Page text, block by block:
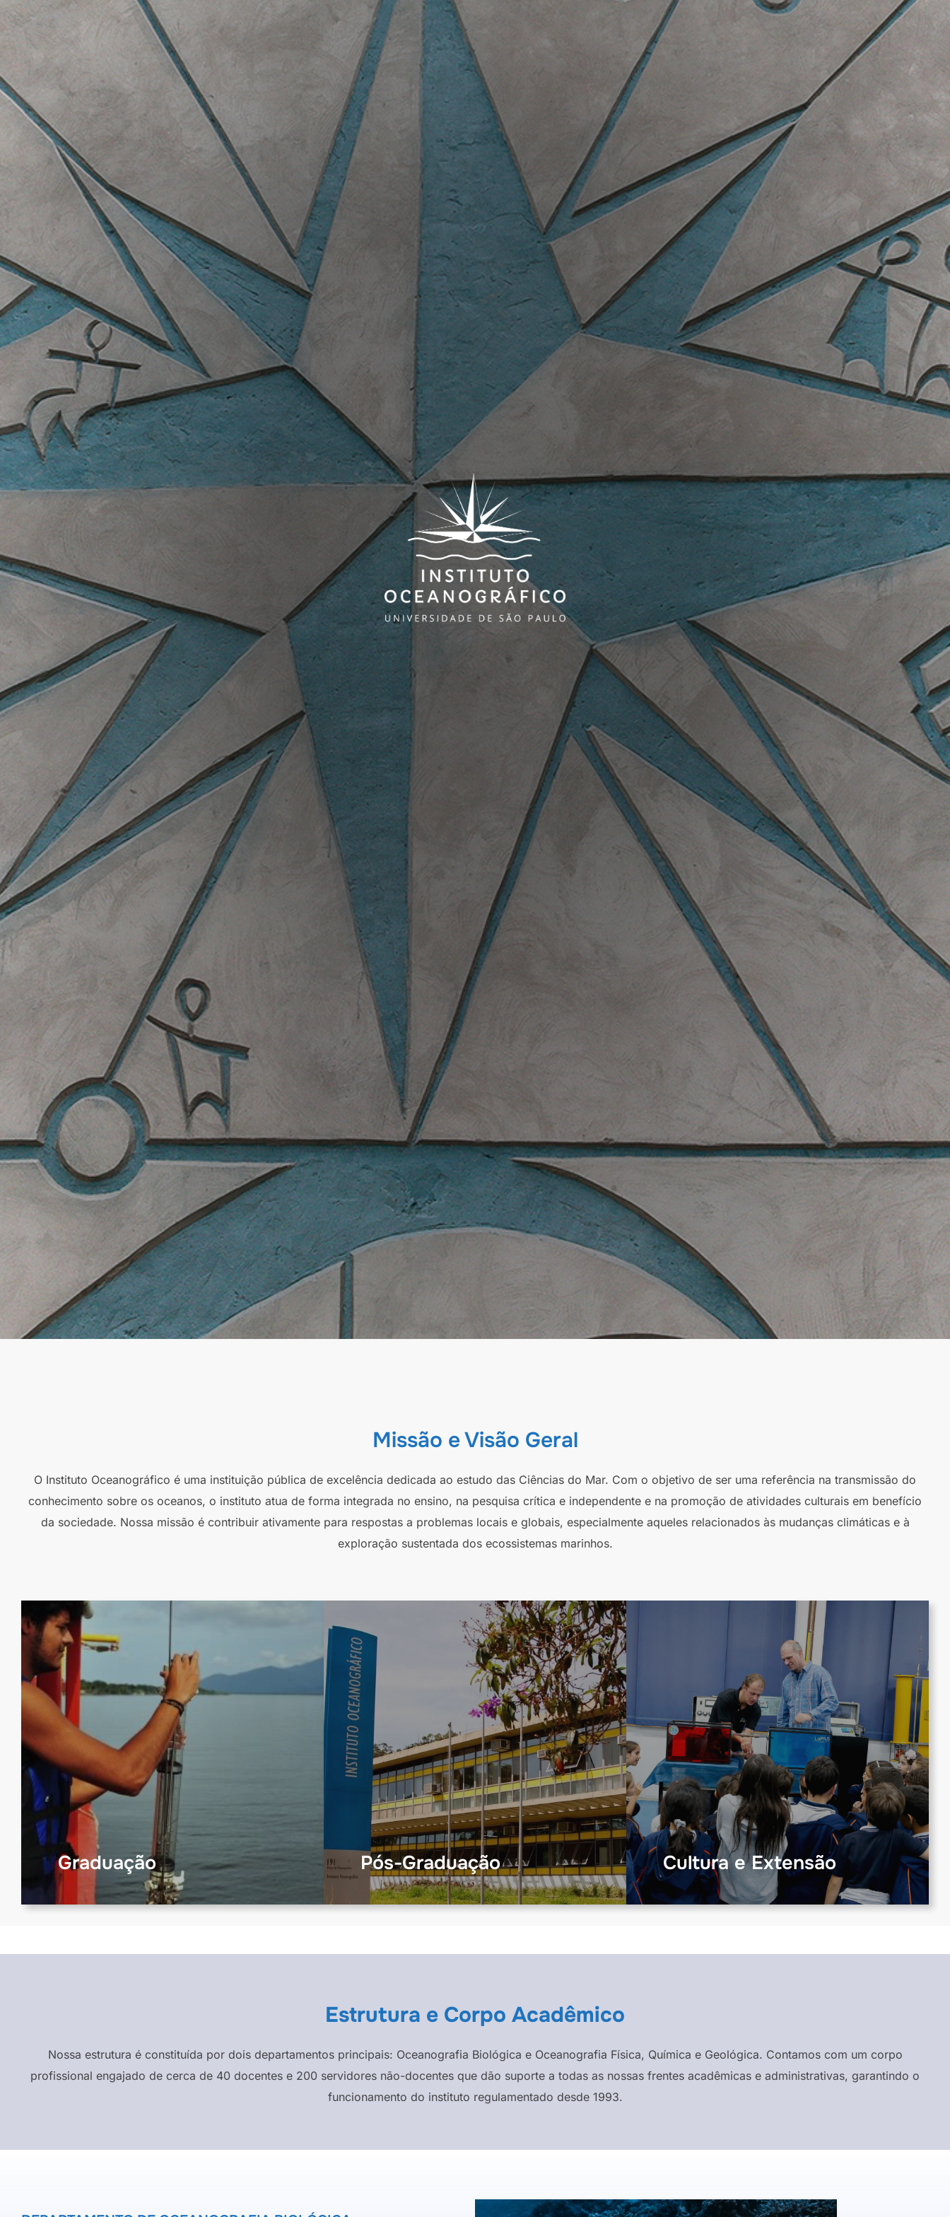
Missão e Visão Geral
O Instituto Oceanográfico é uma instituição pública de excelência dedicada ao estudo das Ciências do Mar. Com o objetivo de ser uma referência na transmissão do
conhecimento sobre os oceanos, o instituto atua de forma integrada no ensino, na pesquisa crítica e independente e na promoção de atividades culturais em benefício
da sociedade. Nossa missão é contribuir ativamente para respostas a problemas locais e globais, especialmente aqueles relacionados às mudanças climáticas e à
exploração sustentada dos ecossistemas marinhos.
Graduação Pós-Graduação Cultura e Extensão
Estrutura e Corpo Acadêmico
Nossa estrutura é constituída por dois departamentos principais: Oceanografia Biológica e Oceanografia Física, Química e Geológica. Contamos com um corpo
profissional engajado de cerca de 40 docentes e 200 servidores não-docentes que dão suporte a todas as nossas frentes acadêmicas e administrativas, garantindo o
funcionamento do instituto regulamentado desde 1993.